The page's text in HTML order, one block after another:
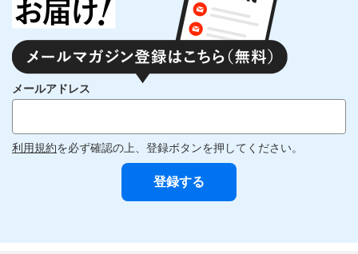
メールアドレス
利用規約を必ず確認の上、登録ボタンを押してください。